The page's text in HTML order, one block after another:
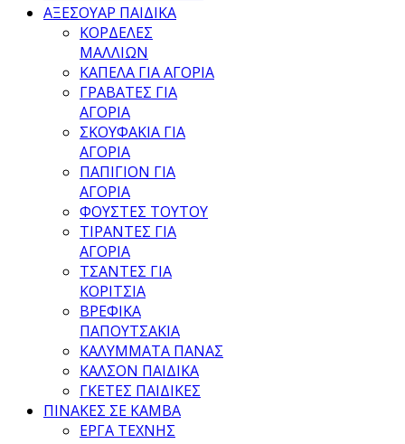
ΑΞΕΣΟΥΑΡ ΠΑΙΔΙΚΑ
ΚΟΡΔΕΛΕΣ
ΜΑΛΛΙΩΝ
ΚΑΠΕΛΑ ΓΙΑ ΑΓΟΡΙΑ
ΓΡΑΒΑΤΕΣ ΓΙΑ
ΑΓΟΡΙΑ
ΣΚΟΥΦΑΚΙΑ ΓΙΑ
ΑΓΟΡΙΑ
ΠΑΠΙΓΙΟΝ ΓΙΑ
ΑΓΟΡΙΑ
ΦΟΥΣΤΕΣ ΤΟΥΤΟΥ
ΤΙΡΑΝΤΕΣ ΓΙΑ
ΑΓΟΡΙΑ
ΤΣΑΝΤΕΣ ΓΙΑ
ΚΟΡΙΤΣΙΑ
ΒΡΕΦΙΚΑ
ΠΑΠΟΥΤΣΑΚΙΑ
ΚΑΛΥΜΜΑΤΑ ΠΑΝΑΣ
ΚΑΛΣΟΝ ΠΑΙΔΙΚΑ
ΓΚΕΤΕΣ ΠΑΙΔΙΚΕΣ
ΠΙΝΑΚΕΣ ΣΕ ΚΑΜΒΑ
ΕΡΓΑ ΤΕΧΝΗΣ